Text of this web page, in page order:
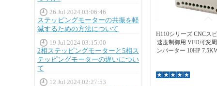
26 Jul 2024 03:06:46
ステッピングモーターの共振を軽
減するための方法について
19 Jul 2024 03:15:00
2相ステッピングモーターと5相ス
テッピングモーターの違いについ
て
12 Jul 2024 02:27:53
H110シリーズ CNCス
速度制御用 VFD可変
ンバーター 10HP